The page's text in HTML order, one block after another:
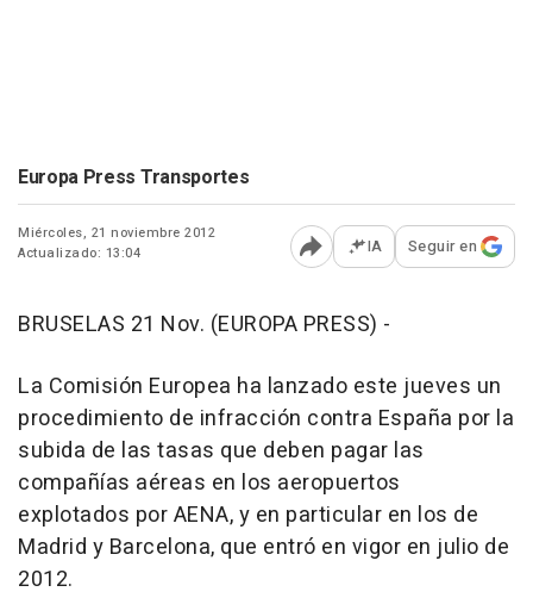
Europa Press Transportes
Miércoles, 21 noviembre 2012
Actualizado: 13:04
Abrir opciones para
IA Seguir en
BRUSELAS 21 Nov. (EUROPA PRESS) -
La Comisión Europea ha lanzado este jueves un
procedimiento de infracción contra España por la
subida de las tasas que deben pagar las
compañías aéreas en los aeropuertos
explotados por AENA, y en particular en los de
Madrid y Barcelona, que entró en vigor en julio de
2012.